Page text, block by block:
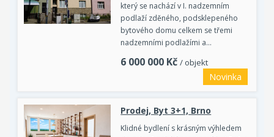
který se nachází v I. nadzemním
podlaží zděného, podsklepeného
bytového domu celkem se třemi
nadzemními podlažími a…
6 000 000 Kč / objekt
Novinka
Prodej, Byt 3+1, Brno
Klidné bydlení s krásným výhledem